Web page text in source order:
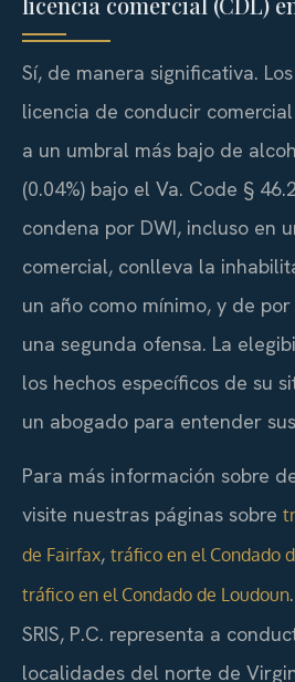
Sí, de manera significativa.
licencia de conducir
a un umbral más bajo de
(0.04%) bajo el Va. Code §
condena por DWI, incluso en
comercial, conlleva la
un año como mínimo, y de
una segunda ofensa. La
los hechos específicos de su
un abogado para entender
Para más información sobre
visite nuestras páginas sobre
de Fairfax, tráfico en el Condado
tráfico en el Condado de Loudoun
SRIS, P.C. representa a
localidades del norte de